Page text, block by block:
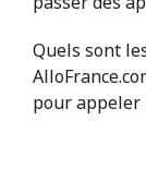
Quels sont
pour appeler